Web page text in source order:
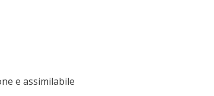
e assimilabile